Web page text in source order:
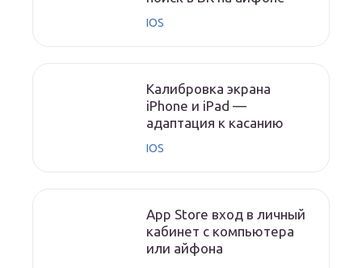
IOS
Калибровка экрана
iPhone и iPad —
адаптация к касанию
IOS
App Store вход в личный
кабинет с компьютера
или айфона